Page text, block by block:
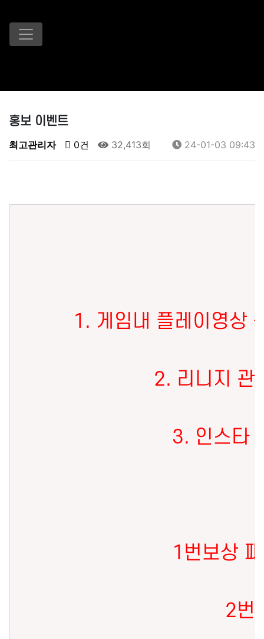
홍보 이벤트
최고관리자 0건 32,413회 24-01-03 09:43
1. 게임내 플레이영상
2. 리니지 관
3. 인스타
1번보상
2번